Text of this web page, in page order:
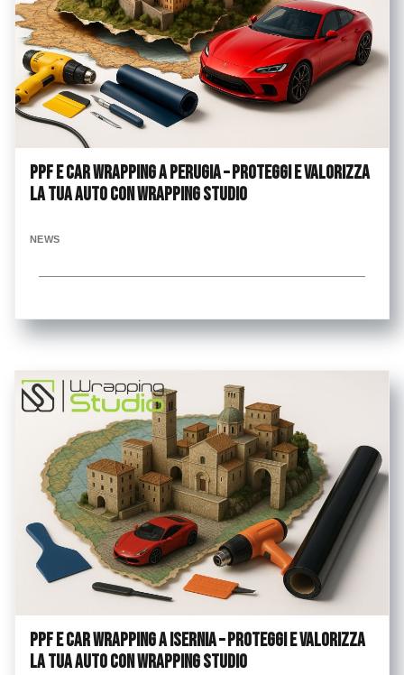
PPF e Car Wrapping a Perugia – Proteggi e valorizza
la tua auto con Wrapping Studio
NEWS
...
PPF e Car Wrapping a Isernia – Proteggi e valorizza
la tua auto con Wrapping Studio